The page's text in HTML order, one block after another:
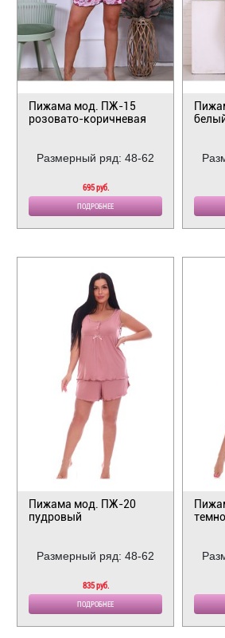
Пижама мод. ПЖ-15
розовато-коричневая
Размерный ряд: 48-62
695 руб.
ПОДРОБНЕЕ
Пижама мод. ПЖ-20
пудровый
Размерный ряд: 48-62
835 руб.
ПОДРОБНЕЕ